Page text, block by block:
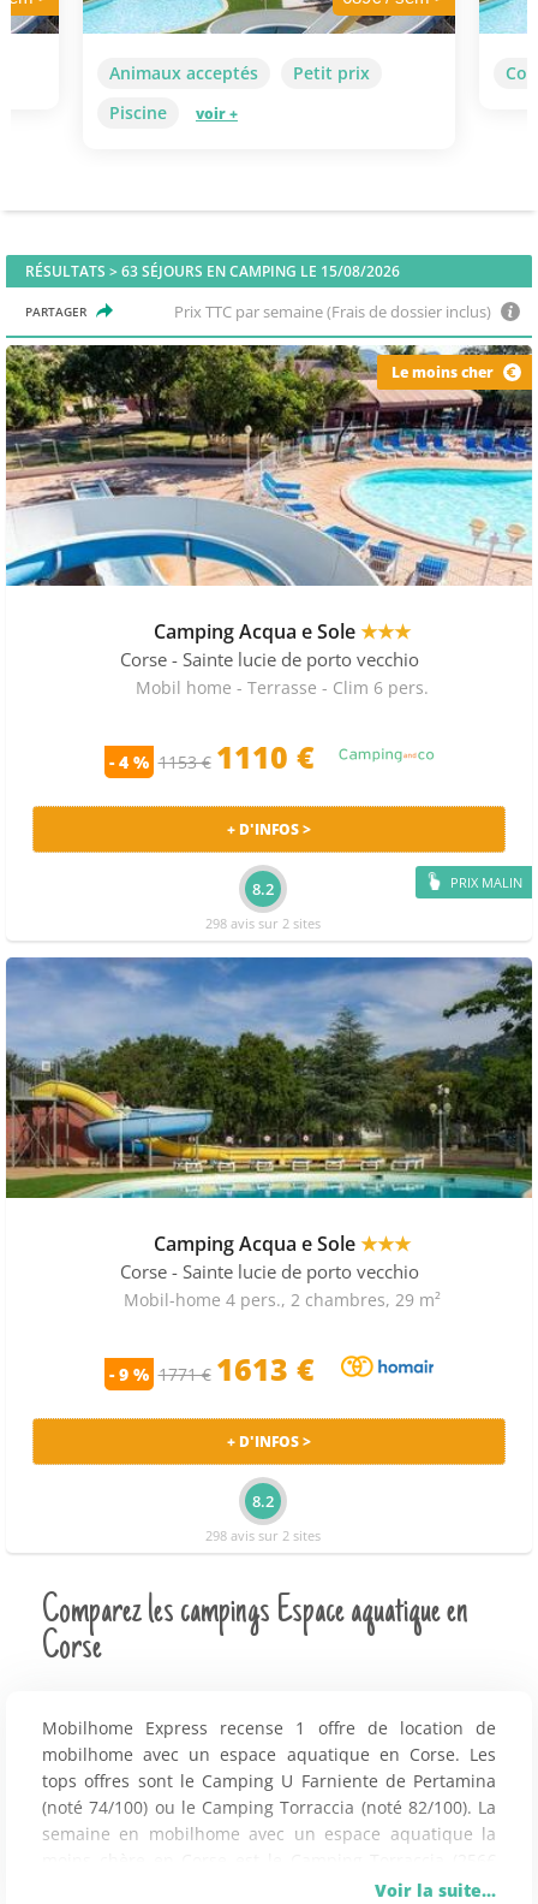
Animaux acceptés
Petit prix
Piscine
voir +
RÉSULTATS >63SÉJOURS EN CAMPING LE 15/08/2026
PARTAGER Prix TTC par semaine (Frais de dossier inclus)
Le moins cher
Camping Acqua e Sole★★★
Corse - Sainte lucie de porto vecchio
Mobil home - Terrasse - Clim 6 pers.
- 4 % 1153 € 1110 €
PRIX MALIN
+ D'INFOS >
8.2
298 avis sur 2 sites
Camping Acqua e Sole★★★
Corse - Sainte lucie de porto vecchio
Mobil-home 4 pers., 2 chambres, 29 m²
- 9 % 1771 € 1613 €
+ D'INFOS >
8.2
298 avis sur 2 sites
Comparez les campings Espace aquatique en
Corse
Mobilhome Express recense 1 offre de location de
mobilhome avec un espace aquatique en Corse. Les
tops offres sont le Camping U Farniente de Pertamina
(noté 74/100) ou le Camping Torraccia (noté 82/100). La
semaine en mobilhome avec un espace aquatique la
par séjour le 04/01). Dans ce camping avec lit bébé,
Voir la suite...